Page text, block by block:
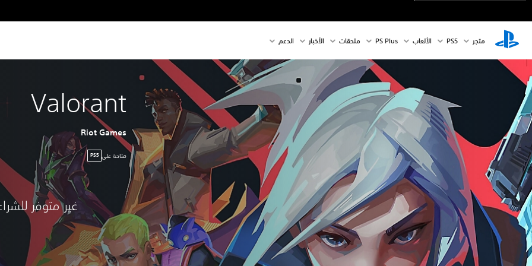
متجر PS5‏ الألعاب PS Plus ملحقات الأخبار الدعم
Valorant
Riot Games
متاحة على PS5
غير متوفر